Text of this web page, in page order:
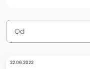
22.06.2022